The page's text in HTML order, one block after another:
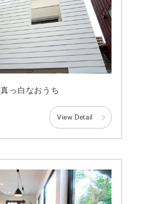
真っ白なおうち
View Detail